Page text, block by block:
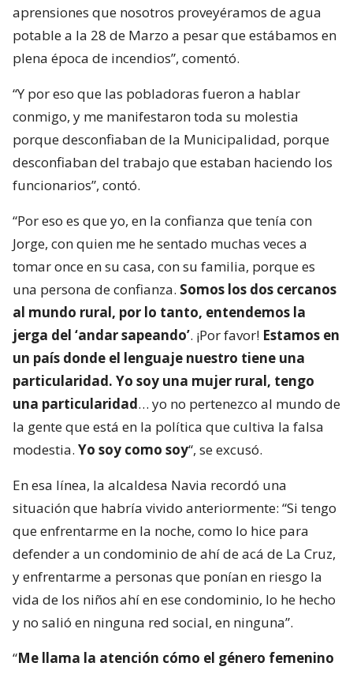
aprensiones que nosotros proveyéramos de agua
potable a la 28 de Marzo a pesar que estábamos en
plena época de incendios”, comentó.
“Y por eso que las pobladoras fueron a hablar
conmigo, y me manifestaron toda su molestia
porque desconfiaban de la Municipalidad, porque
desconfiaban del trabajo que estaban haciendo los
funcionarios”, contó.
“Por eso es que yo, en la confianza que tenía con
Jorge, con quien me he sentado muchas veces a
tomar once en su casa, con su familia, porque es
una persona de confianza. Somos los dos cercanos
al mundo rural, por lo tanto, entendemos la
jerga del ‘andar sapeando’. ¡Por favor! Estamos en
un país donde el lenguaje nuestro tiene una
particularidad. Yo soy una mujer rural, tengo
una particularidad… yo no pertenezco al mundo de
la gente que está en la política que cultiva la falsa
modestia. Yo soy como soy“, se excusó.
En esa línea, la alcaldesa Navia recordó una
situación que habría vivido anteriormente: “Si tengo
que enfrentarme en la noche, como lo hice para
defender a un condominio de ahí de acá de La Cruz,
y enfrentarme a personas que ponían en riesgo la
vida de los niños ahí en ese condominio, lo he hecho
y no salió en ninguna red social, en ninguna”.
“Me llama la atención cómo el género femenino